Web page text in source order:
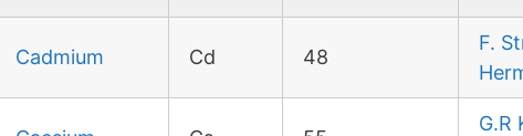
Cadmium Cd 48
F.
G.R